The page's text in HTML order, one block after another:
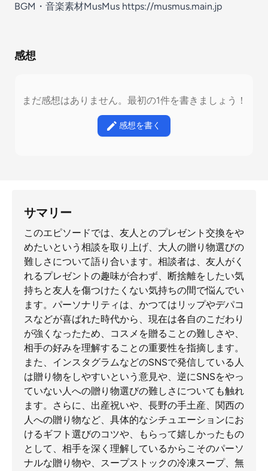
BGM・音楽素材MusMus https://musmus.main.jp
感想
まだ感想はありません。最初の1件を書きましょう！
感想を書く
サマリー
このエピソードでは、友人とのプレゼント交換をや
めたいという相談を取り上げ、大人の贈り物選びの
難しさについて語り合います。相談者は、友人がく
れるプレゼントの趣味が合わず、断捨離をしたい気
持ちと友人を傷つけたくない気持ちの間で悩んでい
ます。パーソナリティは、かつてはリップやデパコ
スなどが喜ばれた時代から、現在は各自のこだわり
が強くなったため、コスメを贈ることの難しさや、
相手の好みを理解することの重要性を指摘します。
また、インスタグラムなどのSNSで発信している人
は贈り物をしやすいという意見や、逆にSNSをやっ
ていない人への贈り物選びの難しさについても触れ
ます。さらに、出産祝いや、長野の手土産、関西の
人への贈り物など、具体的なシチュエーションにお
けるギフト選びのコツや、もらって嬉しかったもの
として、相手を深く理解しているからこそのパーソ
ナルな贈り物や、スープストックの冷凍スープ、無